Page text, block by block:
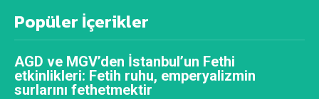
Popüler İçerikler
AGD ve MGV’den İstanbul’un Fethi
etkinlikleri: Fetih ruhu, emperyalizmin
surlarını fethetmektir